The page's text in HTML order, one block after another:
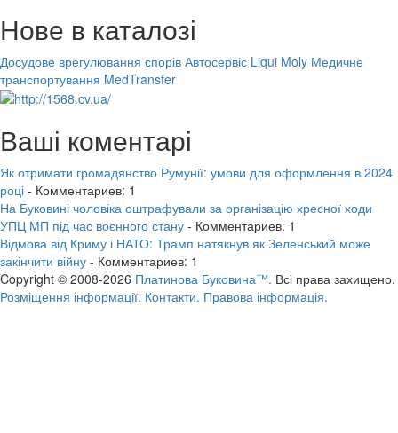
Нове в каталозі
Досудове врегулювання спорів Автосервіс Liqui Moly Медичне
транспортування MedTransfer
Ваші коментарі
Як отримати громадянство Румунії: умови для оформлення в 2024
році - Комментариев: 1
На Буковині чоловіка оштрафували за організацію хресної ходи
УПЦ МП під час воєнного стану - Комментариев: 1
Відмова від Криму і НАТО: Трамп натякнув як Зеленський може
закінчити війну - Комментариев: 1
Copyright © 2008-2026 Платинова Буковина™. Всі права захищено.
Розміщення інформації. Контакти. Правова інформація.